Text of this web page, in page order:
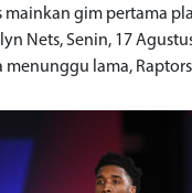
mainkan gim pertama
Nets, Senin, 17
menunggu lama,